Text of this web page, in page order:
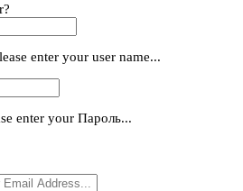
enter your user name...
enter your Пароль...